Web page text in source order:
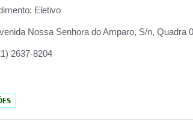
Eletivo
Nossa Senhora do Amparo, S/n, Quadra
2637-8204